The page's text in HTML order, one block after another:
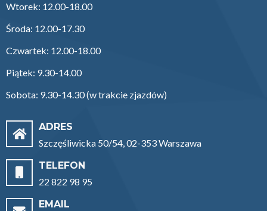
Wtorek: 12.00-18.00
Środa: 12.00-17.30
Czwartek: 12.00-18.00
Piątek: 9.30-14.00
Sobota: 9.30-14.30 (w trakcie zjazdów)
ADRES
Szczęśliwicka 50/54, 02-353 Warszawa
TELEFON
22 822 98 95
EMAIL